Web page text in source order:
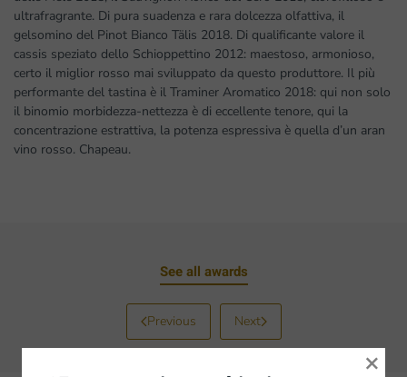
ultrafragrante. Di pura suadenza e rara dolcezza olfattiva, il
gelsomino del Pinot Bianco Tälis 2018. Di qualificante valore il
cassis speziato dello Schioppettino 2012: maestoso, armonioso,
certo il miglior rosso mai sviluppato da questo produttore. Il più
performante del tastina è il Traminer Aromatico 2018: qui non solo
il binomio morbidezza-nettezza è di eccellente tenore, qui la
concentrazione estrattiva, la potenza espressiva è quella d’un aran
vino rosso. Chapeau.
See all awards
Previous Next
×